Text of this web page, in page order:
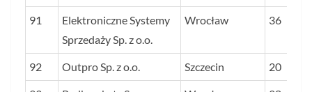
91
Elektroniczne Systemy
Sprzedaży Sp. z o.o.
Wrocław 36
92 Outpro Sp. z o.o. Szczecin 20